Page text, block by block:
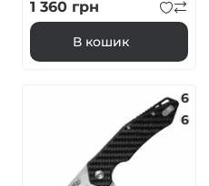
1 360 грн
В кошик
6
6